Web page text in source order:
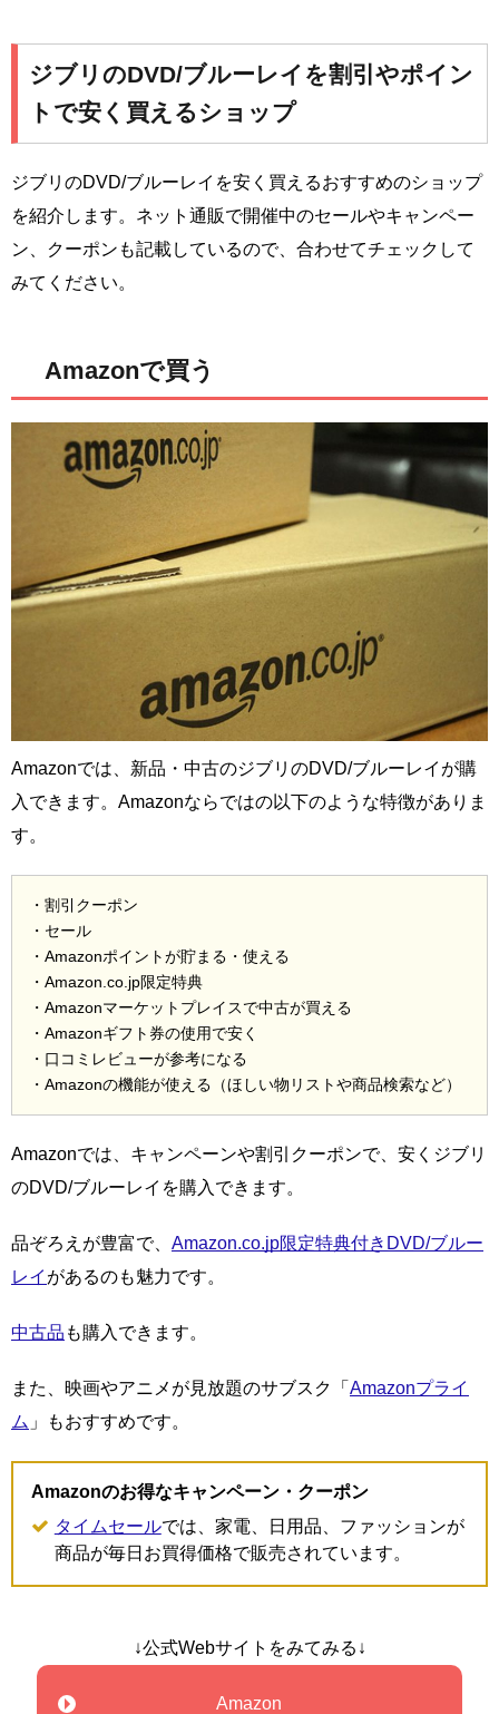
ジブリのDVD/ブルーレイを割引やポイン
トで安く買えるショップ
ジブリのDVD/ブルーレイを安く買えるおすすめのショップ
を紹介します。ネット通販で開催中のセールやキャンペー
ン、クーポンも記載しているので、合わせてチェックして
みてください。
Amazonで買う
Amazonでは、新品・中古のジブリのDVD/ブルーレイが購
入できます。Amazonならではの以下のような特徴がありま
す。
・割引クーポン
・セール
・Amazonポイントが貯まる・使える
・Amazon.co.jp限定特典
・Amazonマーケットプレイスで中古が買える
・Amazonギフト券の使用で安く
・口コミレビューが参考になる
・Amazonの機能が使える（ほしい物リストや商品検索など）
Amazonでは、キャンペーンや割引クーポンで、安くジブリ
のDVD/ブルーレイを購入できます。
品ぞろえが豊富で、 Amazon.co.jp限定特典付きDVD/ブルー
レイ があるのも魅力です。
中古品 も購入できます。
また、映画やアニメが見放題のサブスク「 Amazonプライ
ム 」もおすすめです。
Amazonのお得なキャンペーン・クーポン
タイムセールでは、家電、日用品、ファッションが
商品が毎日お買得価格で販売されています。
↓公式Webサイトをみてみる↓
Amazon